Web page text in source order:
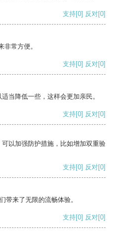
支持[0] 反对[0]
常方便。
支持[0] 反对[0]
当降低一些，这样会更加亲民。
支持[0] 反对[0]
以加强防护措施，比如增加双重验
支持[0] 反对[0]
带来了无限的流畅体验。
支持[0] 反对[0]